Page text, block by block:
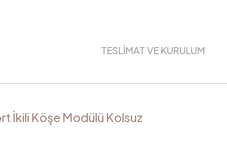
TESLİMAT VE KURULUM
İkili Köşe Modülü Kolsuz